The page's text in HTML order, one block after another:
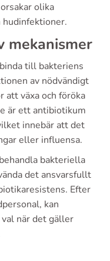
olika
mekanismer
till bakteriens
av nödvändigt
att växa och föröka
är ett antibiotikum
innebär att det
eller influensa.
bakteriella
det ansvarsfullt
Efter
kan
när det gäller